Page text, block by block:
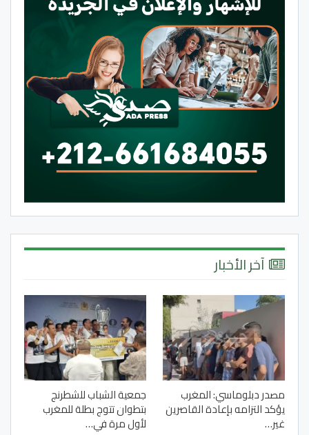
آخر الأخبار
مصدر دبلوماسي: المغرب
يؤكد التزامه بإعادة القاصرين
غير…
جمعية الشباب للشطرنج
بتطوان تتوج بطلة للمغرب
لأول مرة في…